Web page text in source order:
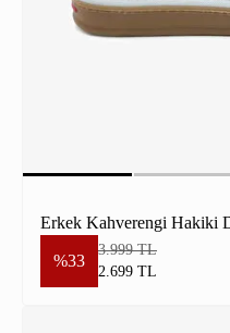
Erkek Kahverengi Hakiki
%33
3.999 TL
2.699 TL